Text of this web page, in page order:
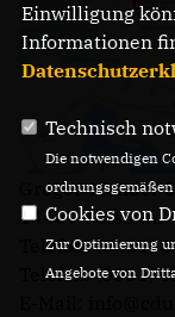
Gregor-Mendel-
14469 Potsdam
Telefon: (0331)
Telefax: (0331)
Einwilligung
Informationen
Technisch
Die notwendigen
Cookies von
Zur Optimierung
Angebote von